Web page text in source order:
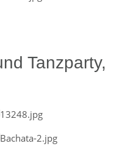
Tanzparty,